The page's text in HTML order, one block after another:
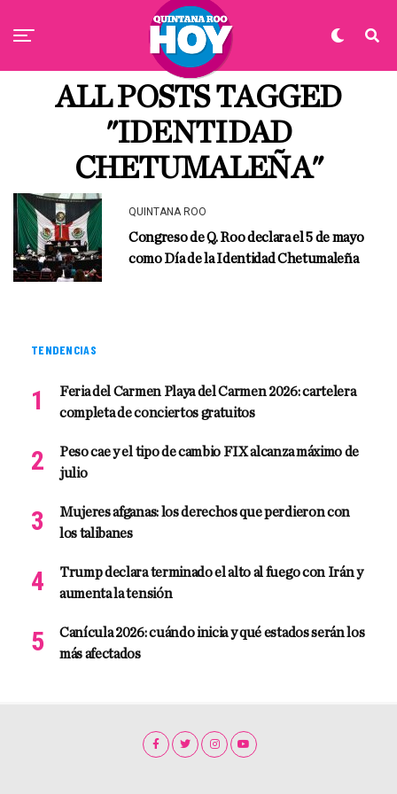
ALL POSTS TAGGED
"IDENTIDAD
CHETUMALEÑA"
QUINTANA ROO
Congreso de Q. Roo declara el 5 de mayo
como Día de la Identidad Chetumaleña
TENDENCIAS
Feria del Carmen Playa del Carmen 2026: cartelera
completa de conciertos gratuitos
Peso cae y el tipo de cambio FIX alcanza máximo de
julio
Mujeres afganas: los derechos que perdieron con
los talibanes
Trump declara terminado el alto al fuego con Irán y
aumenta la tensión
Canícula 2026: cuándo inicia y qué estados serán los
más afectados